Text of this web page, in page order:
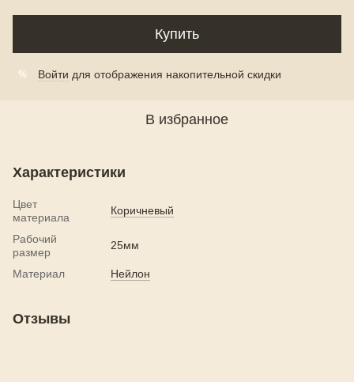
Купить
% Войти для отображения накопительной скидки
В избранное
Характеристики
Цвет
материала
Коричневый
Рабочий
размер
25мм
Материал Нейлон
Отзывы